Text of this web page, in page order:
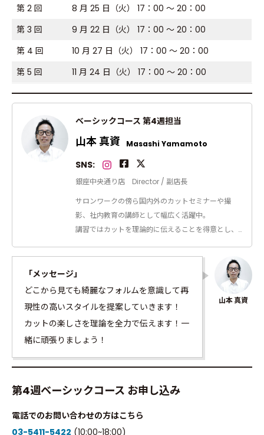
第 2 回
8 月 25 日（火） 17：00 ～ 20：00
第 3 回
9 月 22 日（火） 17：00 ～ 20：00
第 4 回
10 月 27 日（火） 17：00 ～ 20：00
第 5 回
11 月 24 日（火） 17：00 ～ 20：00
ベーシックコース 第4週担当
山本 真資 Masashi Yamamoto
SNS:
銀座中央通り店 Director / 副店長
サロンワークの傍ら国内外のカットセミナーや撮
影、社内教育の講師として幅広く活躍中。
講習ではカットを理論的に伝えることを得意とし、
「メッセージ」
どこから見ても綺麗なフォルムを意識して再
現性の高いスタイルを提案していきます！
カットの楽しさを理論を全力で伝えます！一
緒に頑張りましょう！
第4週ベーシックコース お申し込み
電話でのお問い合わせの方はこちら
03-5411-5422 (10:00~18:00)